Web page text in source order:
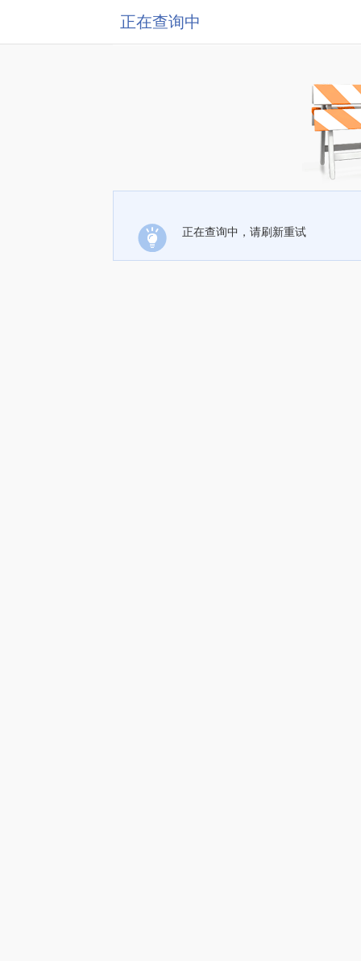
正在查询中
正在查询中，请刷新重试